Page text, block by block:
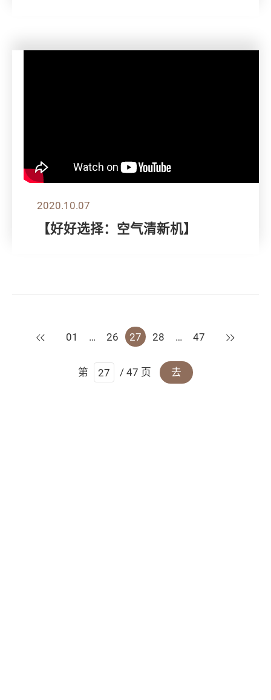
2020.10.07
【好好选择：空气清新机】
上一页
01 … 26 27 28 … 47 下一页
第 / 47 页 去